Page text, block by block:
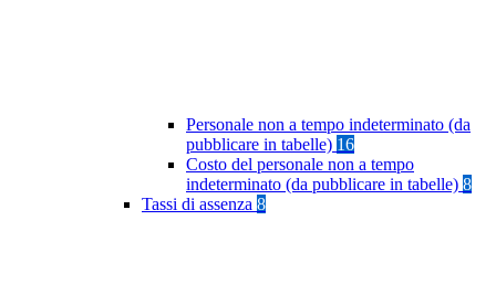
Personale non a tempo indeterminato (da
pubblicare in tabelle) 16
Costo del personale non a tempo
indeterminato (da pubblicare in tabelle) 8
Tassi di assenza 8